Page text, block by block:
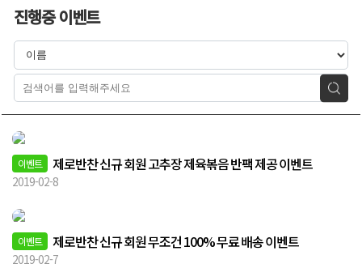
진행중 이벤트
검색
이벤트 제로반찬 신규 회원 고추장 제육볶음 반팩 제공 이벤트
2019-02-8
이벤트 제로반찬 신규 회원 무조건 100% 무료 배송 이벤트
2019-02-7